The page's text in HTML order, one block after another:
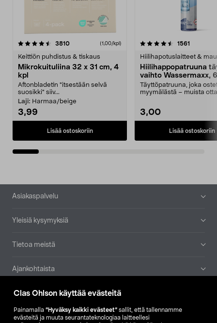
Clas Ohlson käyttää evästeitä
Painamalla ”Hyväksy kaikki evästeet” sallit, että tallennamme
evästeitä ja muuta seurantateknologiaa laitteellesi
3810arvostelut (1,00/kpl)
Keittiön puhdistus & tiskaus
Mikrokuituliina 32 x 31 cm, 4
kpl
Aftonbladetin "itsestään selvä
suosikki" siiv...
Laji: Harmaa/beige
3,99
Lisää ostoskoriin
4.5viidestä
1561
Hiilihapotuslaitteet &
Hiilihappopatruuna
vaihto Wassermaxx,
Täyttöpatruuna, joka
myymälästä – muista
3,00
Lisää ostoskoriin
4.5viidestä
Alatunniste
Asiakaspalvelu
Yleisiä kysymyksiä
Tietoa meistä
Ajankohtaista
Muut yrityksemme
Etsi myymälä